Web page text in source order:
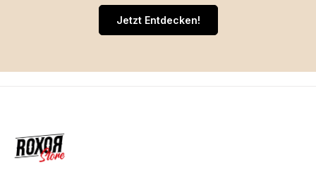
Jetzt Entdecken!